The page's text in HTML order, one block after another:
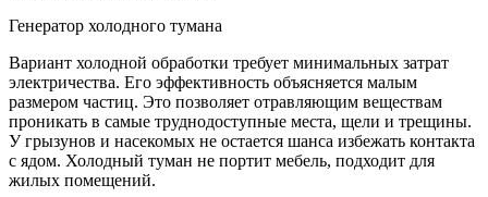
Генератор холодного тумана
Вариант холодной обработки требует минимальных затрат
электричества. Его эффективность объясняется малым
размером частиц. Это позволяет отравляющим веществам
проникать в самые труднодоступные места, щели и трещины.
У грызунов и насекомых не остается шанса избежать контакта
с ядом. Холодный туман не портит мебель, подходит для
жилых помещений.